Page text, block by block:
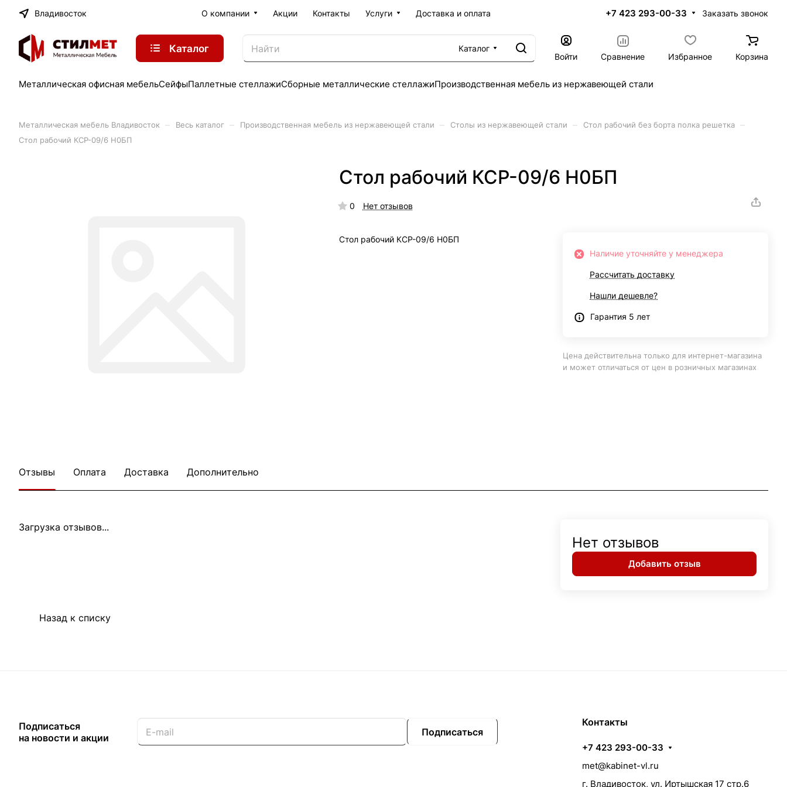
Владивосток О компании Акции Контакты Услуги Доставка и оплата +7 423 293-00-33 Заказать звонок
Каталог
Каталог
Войти
Сравнение Избранное Корзина
Металлическая офисная мебельСейфыПаллетные стеллажиСборные металлические стеллажиПроизводственная мебель из нержавеющей стали
Металлическая мебель Владивосток Весь каталог Производственная мебель из нержавеющей стали Столы из нержавеющей стали Стол рабочий без борта полка решетка
Стол рабочий КСР-09/6 Н0БП
Стол рабочий КСР-09/6 Н0БП
0 Нет отзывов
Стол рабочий КСР-09/6 Н0БП
Наличие уточняйте у менеджера
Рассчитать доставку
Нашли дешевле?
Гарантия 5 лет
Цена действительна только для интернет-магазина
и может отличаться от цен в розничных магазинах
Отзывы Оплата Доставка Дополнительно
Загрузка отзывов...
Нет отзывов
Добавить отзыв
Назад к списку
Подписаться
на новости и акции
Подписаться
Контакты
+7 423 293-00-33
met@kabinet-vl.ru
г. Владивосток, ул. Иртышская 17 стр.6